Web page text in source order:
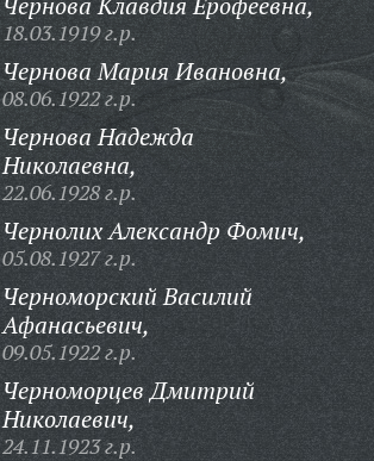
18.03.1919 г.р.
Чернова Мария Ивановна,
08.06.1922 г.р.
Чернова Надежда
Николаевна,
22.06.1928 г.р.
Чернолих Александр Фомич,
05.08.1927 г.р.
Черноморский Василий
Афанасьевич,
09.05.1922 г.р.
Черноморцев Дмитрий
Николаевич,
24.11.1923 г.р.